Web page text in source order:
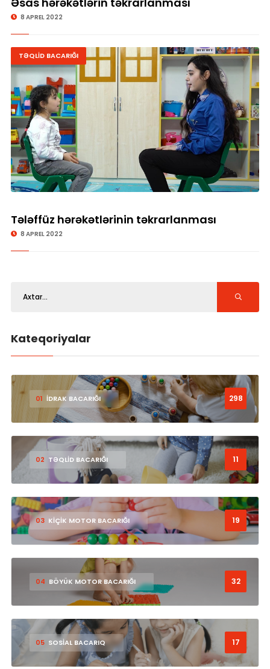
8 APREL 2022
TƏQLİD BACARIĞI
Tələffüz hərəkətlərinin təkrarlanması
8 APREL 2022
Kateqoriyalar
01 İDRAK BACARIĞI 298
02 TƏQLİD BACARIĞI 11
03 KİÇİK MOTOR BACARIĞI 19
04 BÖYÜK MOTOR BACARIĞI 32
05 SOSİAL BACARIQ 17